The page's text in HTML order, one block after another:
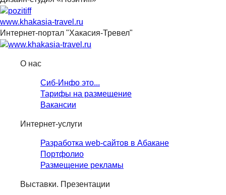
www.khakasia-travel.ru
Интернет-портал "Хакасия-Тревел"
О нас
Сиб-Инфо это...
Тарифы на размещение
Вакансии
Интернет-услуги
Разработка web-сайтов в Абакане
Портфолио
Размещение рекламы
Выставки. Презентации